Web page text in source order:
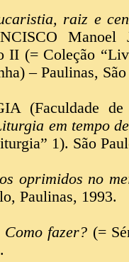
raiz e
Manoel
II (= Coleção
– Paulinas,
(Faculdade de
em tempo
1). São
oprimidos no
Paulinas, 1993.
fazer? (=